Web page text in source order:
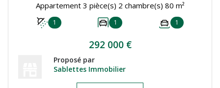
Appartement 3 pièce(s) 2 chambre(s) 80 m²
1 1 1
292 000 €
Proposé par
Sablettes Immobilier